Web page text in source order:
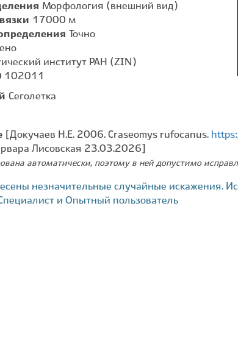
Морфология (внешний вид)
17000 м
Точно
институт РАН (ZIN)
102011
Сеголетка
[Докучаев Н.Е. 2006. Craseomys rufocanus.
Лисовская 23.03.2026]
автоматически, поэтому в ней допустимо
незначительные случайные искажения.
и Опытный пользователь